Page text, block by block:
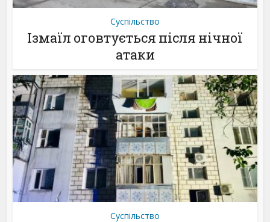
Суспільство
Ізмаїл оговтується після нічної
атаки
Суспільство